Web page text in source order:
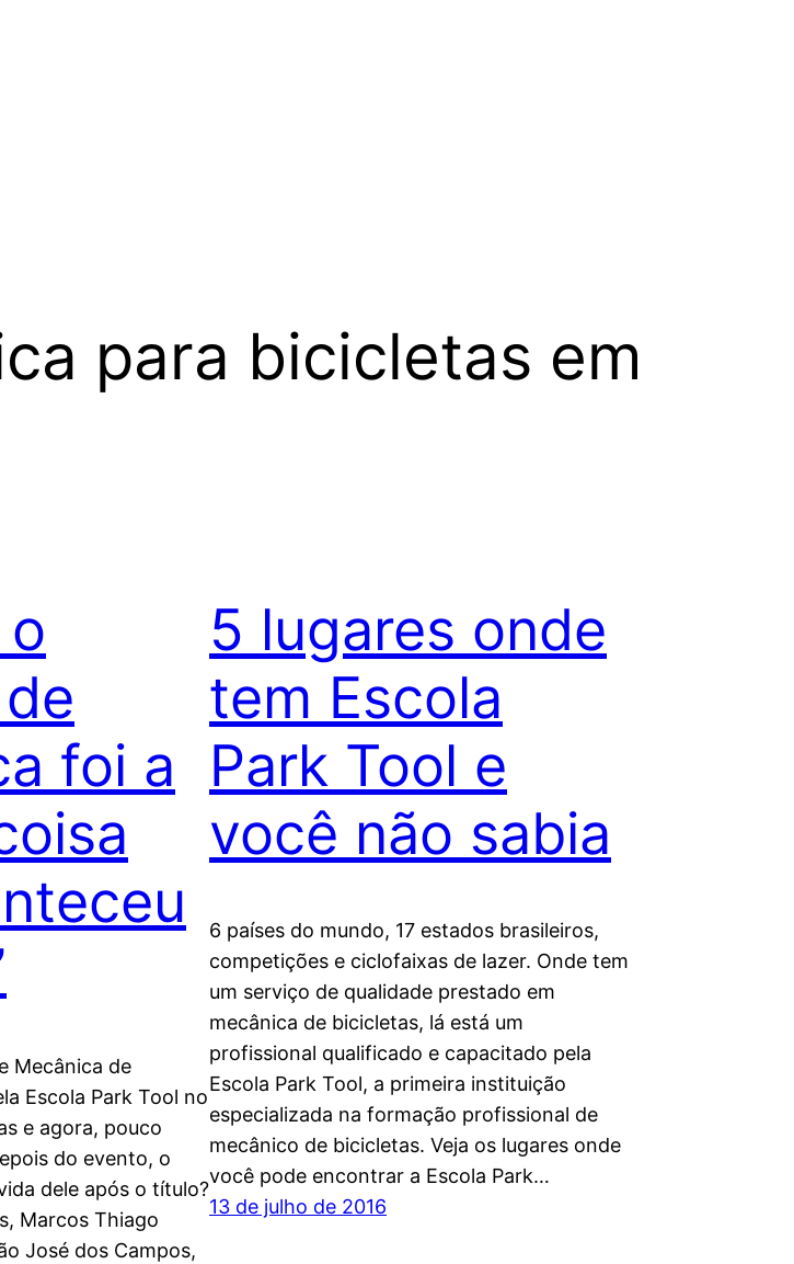
para bicicletas em
foi a
Mecânica de
Escola Park Tool no
e agora, pouco
do evento, o
dele após o título?
Marcos Thiago
José dos Campos,
5 lugares onde
tem Escola
Park Tool e
você não sabia
6 países do mundo, 17 estados brasileiros,
competições e ciclofaixas de lazer. Onde tem
um serviço de qualidade prestado em
mecânica de bicicletas, lá está um
profissional qualificado e capacitado pela
Escola Park Tool, a primeira instituição
especializada na formação profissional de
mecânico de bicicletas. Veja os lugares onde
você pode encontrar a Escola Park…
13 de julho de 2016